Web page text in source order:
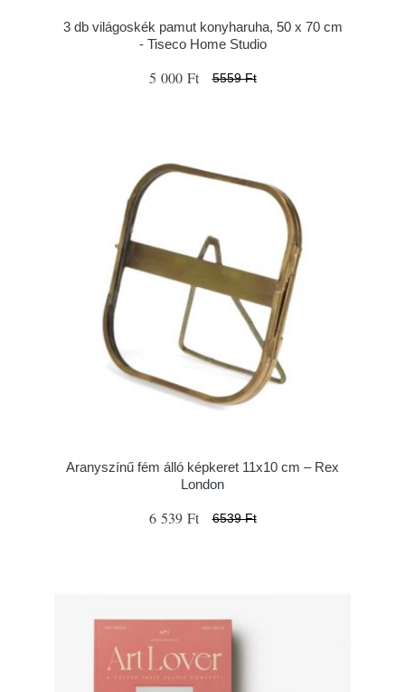
3 db világoskék pamut konyharuha, 50 x 70 cm
- Tiseco Home Studio
5 000 Ft 5559 Ft
Aranyszínű fém álló képkeret 11x10 cm – Rex
London
6 539 Ft 6539 Ft